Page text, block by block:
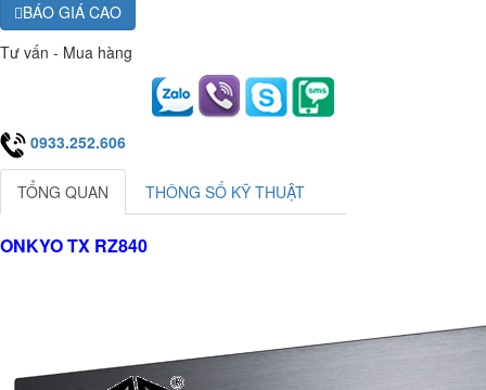
BÁO GIÁ CAO
Tư vấn - Mua hàng
0933.252.606
TỔNG QUAN THÔNG SỐ KỸ THUẬT
ONKYO TX RZ840